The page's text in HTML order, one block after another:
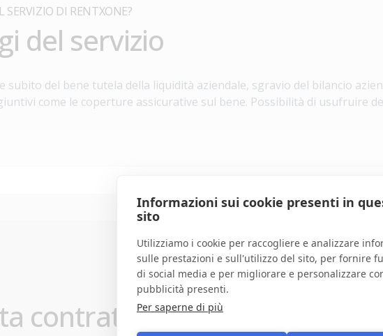
Informazioni sui cookie presenti in
sito
Utilizziamo i cookie per raccogliere e analizzare
sulle prestazioni e sull'utilizzo del sito, per fornire
di social media e per migliorare e personalizzare
pubblicità presenti.
Per saperne di più
SERVIZIO DI RENTXONE?
del servizio
subito del bene tutela della liquidità aziendale, sgravio del bilancio
come le coperture assicurative sul bene. Possibilità di usufruire
contratto